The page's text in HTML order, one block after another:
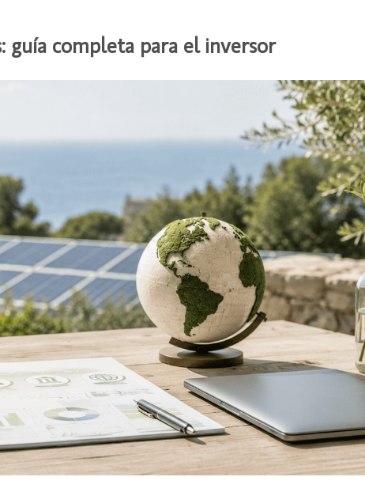
guía completa para el inversor